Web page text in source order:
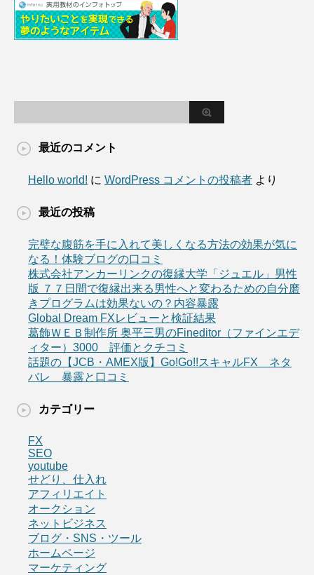
最近のコメント
Hello world! に WordPress コメントの投稿者 より
最近の投稿
完璧な腹筋を手に入れて美しくなる方法の効果が気に
なる！体験ブログの口コミ
株式会社アンカーリンクの復縁大学「ジュエル」男性
版 ７７日間で復縁出来る男性へと変わるための自分磨
きプログラムは効果ないの？内容暴露
Global Dream FXレビューと検証結果
葛飾ＷＥＢ制作所 奥平三男のFineditor（ファインエデ
ィター）3000 評価とクチコミ
話題の【JCB・AMEX版】Go!Go!!スキャルFX ネタ
バレ 暴露と口コミ
カテゴリー
FX
SEO
youtube
せどり、仕入れ
アフィリエイト
オークション
ネットビジネス
ブログ・SNS・ツール
ホームページ
マーケティング